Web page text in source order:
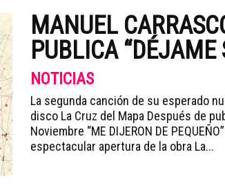
MANUEL
PUBLICA “DÉJAME
NOTICIAS
La segunda canción de su esperado
disco La Cruz del Mapa Después de
Noviembre “ME DIJERON DE
espectacular apertura de la obra La...